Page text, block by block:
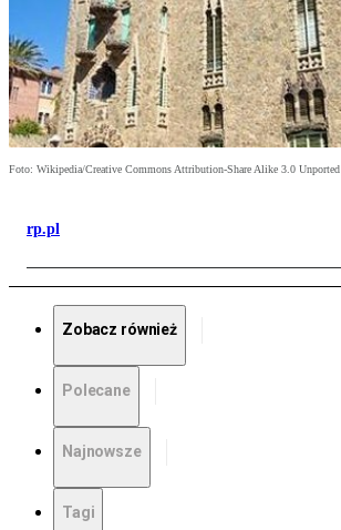
Foto: Wikipedia/Creative Commons Attribution-Share Alike 3.0 Unported
rp.pl
Zobacz również
Polecane
Najnowsze
Tagi